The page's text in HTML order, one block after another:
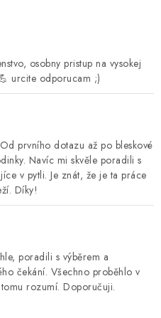
osobny pristup na vysokej
urcite odporucam ;)
prvního dotazu až po bleskové
Navíc mi skvěle poradili s
v pytli. Je znát, že je ta práce
Díky!
poradili s výběrem a
čekání. Všechno proběhlo v
rozumí. Doporučuji.